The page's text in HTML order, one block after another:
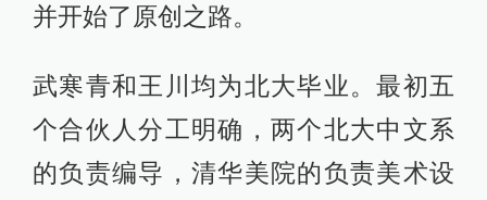
并开始了原创之路。
武寒青和王川均为北大毕业。最初五
个合伙人分工明确，两个北大中文系
的负责编导，清华美院的负责美术设